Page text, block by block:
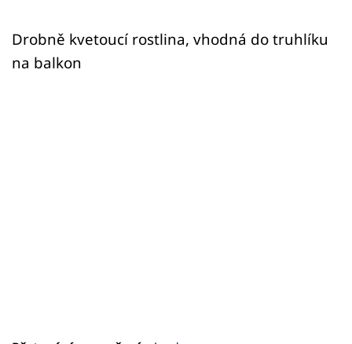
Sledujte nás
Drobně kvetoucí rostlina, vhodná do truhlíku
na balkon